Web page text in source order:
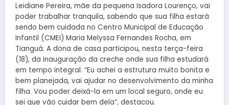
Leidiane Pereira, mãe da pequena Isadora Lourenço, vai
poder trabalhar tranquila, sabendo que sua filha estará
sendo bem cuidada no Centro Municipal de Educação
Infantil (CMEI) Maria Melyssa Fernandes Rocha, em
Tianguá. A dona de casa participou, nesta terça-feira
(18), da inauguração da creche onde sua filha estudará
em tempo integral. “Eu achei a estrutura muito bonita e
bem planejada, vai ajudar no desenvolvimento da minha
filha. Vou poder deixá-la em um local seguro, onde eu
sei que vão cuidar bem dela”, destacou.